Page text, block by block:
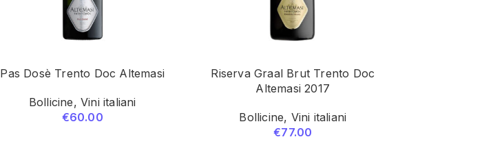
Pas Dosè Trento Doc Altemasi
Bollicine,Vini italiani
€60.00
Riserva Graal Brut Trento Doc
Altemasi 2017
Bollicine, Vini italiani
€77.00